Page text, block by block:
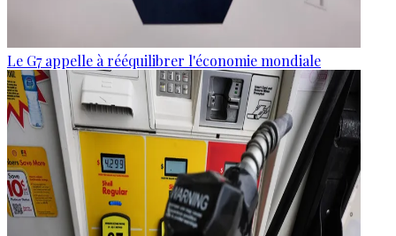
Le G7 appelle à rééquilibrer l'économie mondiale